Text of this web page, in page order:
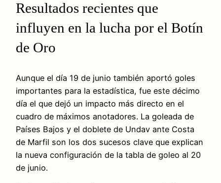
Resultados recientes que
influyen en la lucha por el Botín
de Oro
Aunque el día 19 de junio también aportó goles
importantes para la estadística, fue este décimo
día el que dejó un impacto más directo en el
cuadro de máximos anotadores. La goleada de
Países Bajos y el doblete de Undav ante Costa
de Marfil son los dos sucesos clave que explican
la nueva configuración de la tabla de goleo al 20
de junio.